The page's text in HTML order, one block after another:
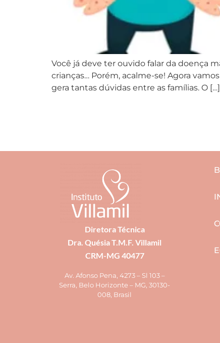
Você já deve ter ouvido falar da doença
crianças… Porém, acalme-se! Agora
gera tantas dúvidas entre as famílias. O […]
Diretora Técnica
Dra. Quésia T.M.F. Villamil
CRM-MG 40477
Av. Afonso Pena, 4273 – Sl 103 –
Serra, Belo Horizonte – MG, 30130-
008, Brasil